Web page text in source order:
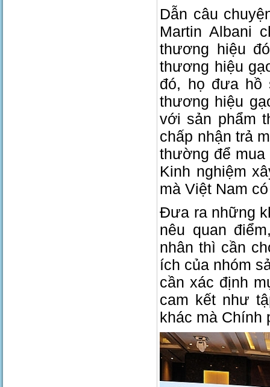
Dẫn câu
Martin Albani
thương hiệu
thương hiệu
đó, họ đưa hồ
thương hiệu
với sản phẩm
chấp nhận trả
thường để mua
Kinh nghiệm
mà Việt Nam
Đưa ra những
nêu quan
nhân thì cần
ích của nhóm
cần xác định
cam kết như
khác mà Chính